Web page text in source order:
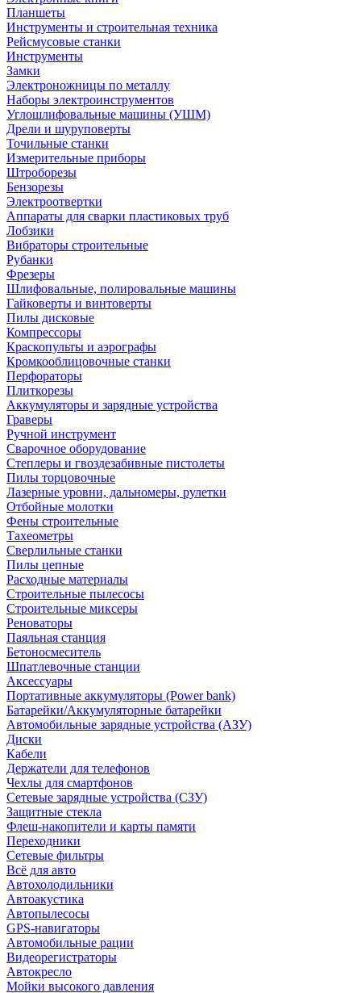
Планшеты
Инструменты и строительная техника
Рейсмусовые станки
Инструменты
Замки
Электроножницы по металлу
Наборы электроинструментов
Углошлифовальные машины (УШМ)
Дрели и шуруповерты
Точильные станки
Измерительные приборы
Штроборезы
Бензорезы
Электроотвертки
Аппараты для сварки пластиковых труб
Лобзики
Вибраторы строительные
Рубанки
Фрезеры
Шлифовальные, полировальные машины
Гайковерты и винтоверты
Пилы дисковые
Компрессоры
Краскопульты и аэрографы
Кромкооблицовочные станки
Перфораторы
Плиткорезы
Аккумуляторы и зарядные устройства
Граверы
Ручной инструмент
Сварочное оборудование
Степлеры и гвоздезабивные пистолеты
Пилы торцовочные
Лазерные уровни, дальномеры, рулетки
Отбойные молотки
Фены строительные
Тахеометры
Сверлильные станки
Пилы цепные
Расходные материалы
Строительные пылесосы
Строительные миксеры
Реноваторы
Паяльная станция
Бетоносмеситель
Шпатлевочные станции
Аксессуары
Портативные аккумуляторы (Power bank)
Батарейки/Аккумуляторные батарейки
Автомобильные зарядные устройства (АЗУ)
Диски
Кабели
Держатели для телефонов
Чехлы для смартфонов
Сетевые зарядные устройства (СЗУ)
Защитные стекла
Флеш-накопители и карты памяти
Переходники
Сетевые фильтры
Всё для авто
Автохолодильники
Автоакустика
Автопылесосы
GPS-навигаторы
Автомобильные рации
Видеорегистраторы
Автокресло
Мойки высокого давления